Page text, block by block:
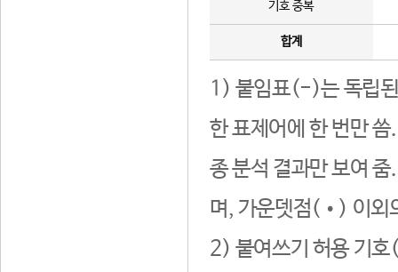
기호 중복
합계
1) 붙임표(-)는 독립된
한 표제어에 한 번만
종 분석 결과만 보여
며, 가운뎃점(•) 이외
2) 붙여쓰기 허용 기호